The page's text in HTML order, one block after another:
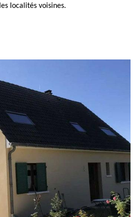
localités voisines.